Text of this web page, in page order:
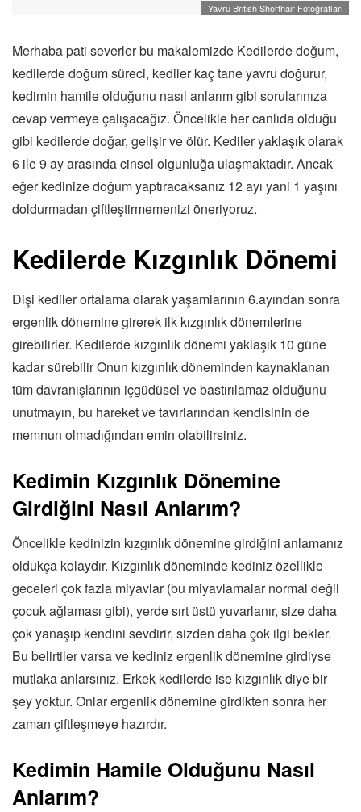
Yavru British Shorthair Fotoğrafları
Merhaba pati severler bu makalemizde Kedilerde doğum,
kedilerde doğum süreci, kediler kaç tane yavru doğurur,
kedimin hamile olduğunu nasıl anlarım gibi sorularınıza
cevap vermeye çalışacağız. Öncelikle her canlıda olduğu
gibi kedilerde doğar, gelişir ve ölür. Kediler yaklaşık olarak
6 ile 9 ay arasında cinsel olgunluğa ulaşmaktadır. Ancak
eğer kedinize doğum yaptıracaksanız 12 ayı yani 1 yaşını
doldurmadan çiftleştirmemenizi öneriyoruz.
Kedilerde Kızgınlık Dönemi
Dişi kediler ortalama olarak yaşamlarının 6.ayından sonra
ergenlik dönemine girerek ilk kızgınlık dönemlerine
girebilirler. Kedilerde kızgınlık dönemi yaklaşık 10 güne
kadar sürebilir Onun kızgınlık döneminden kaynaklanan
tüm davranışlarının içgüdüsel ve bastırılamaz olduğunu
unutmayın, bu hareket ve tavırlarından kendisinin de
memnun olmadığından emin olabilirsiniz.
Kedimin Kızgınlık Dönemine
Girdiğini Nasıl Anlarım?
Öncelikle kedinizin kızgınlık dönemine girdiğini anlamanız
oldukça kolaydır. Kızgınlık döneminde kediniz özellikle
geceleri çok fazla miyavlar (bu miyavlamalar normal değil
çocuk ağlaması gibi), yerde sırt üstü yuvarlanır, size daha
çok yanaşıp kendini sevdirir, sizden daha çok ilgi bekler.
Bu belirtiler varsa ve kediniz ergenlik dönemine girdiyse
mutlaka anlarsınız. Erkek kedilerde ise kızgınlık diye bir
şey yoktur. Onlar ergenlik dönemine girdikten sonra her
zaman çiftleşmeye hazırdır.
Kedimin Hamile Olduğunu Nasıl
Anlarım?